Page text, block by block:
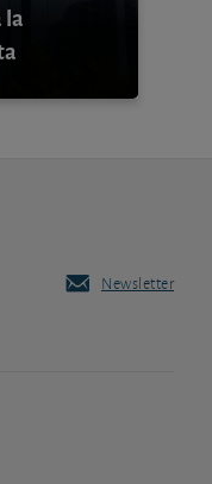
la
Newsletter